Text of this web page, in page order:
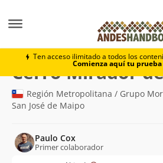
Ten acceso ilimitado a todos los
Comienza aquí tu
Cerro Mirador del
Cerro Mirador
Región Metropolitana / Grupo
San José de Maipo
Paulo Cox
Primer colaborador